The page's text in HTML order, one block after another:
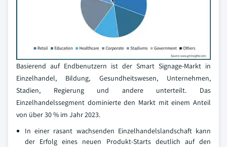
Basierend auf Endbenutzern ist der Smart Signage-Markt in
Einzelhandel, Bildung, Gesundheitswesen, Unternehmen,
Stadien, Regierung und andere unterteilt. Das
Einzelhandelssegment dominierte den Markt mit einem Anteil
von über 30 % im Jahr 2023.
In einer rasant wachsenden Einzelhandelslandschaft kann
der Erfolg eines neuen Produkt-Starts deutlich auf den